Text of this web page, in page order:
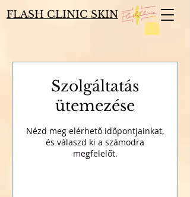
FLASH CLINIC SKIN
Szolgáltatás
ütemezése
Nézd meg elérhető időpontjainkat,
és válaszd ki a számodra
megfelelőt.